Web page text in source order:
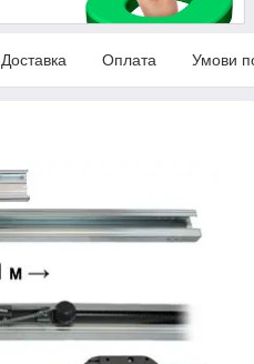
Доставка Оплата Умови